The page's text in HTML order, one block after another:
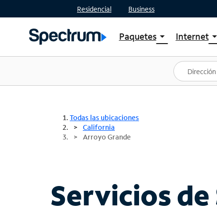
Residencial Business
Paquetesarrow_drop_down
Ver paquetes
Spectrum One
Mejores ofertas
Internetarrow_drop_down
Planes
Todas las ubicaciones
California
Arroyo Grande
Servicios